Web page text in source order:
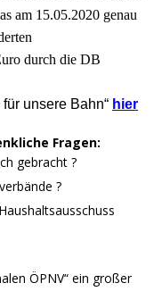
am 15.05.2020 genau
durch die DB
unsere Bahn“ hier
Fragen:
gebracht ?
?
ÖPNV“ ein großer